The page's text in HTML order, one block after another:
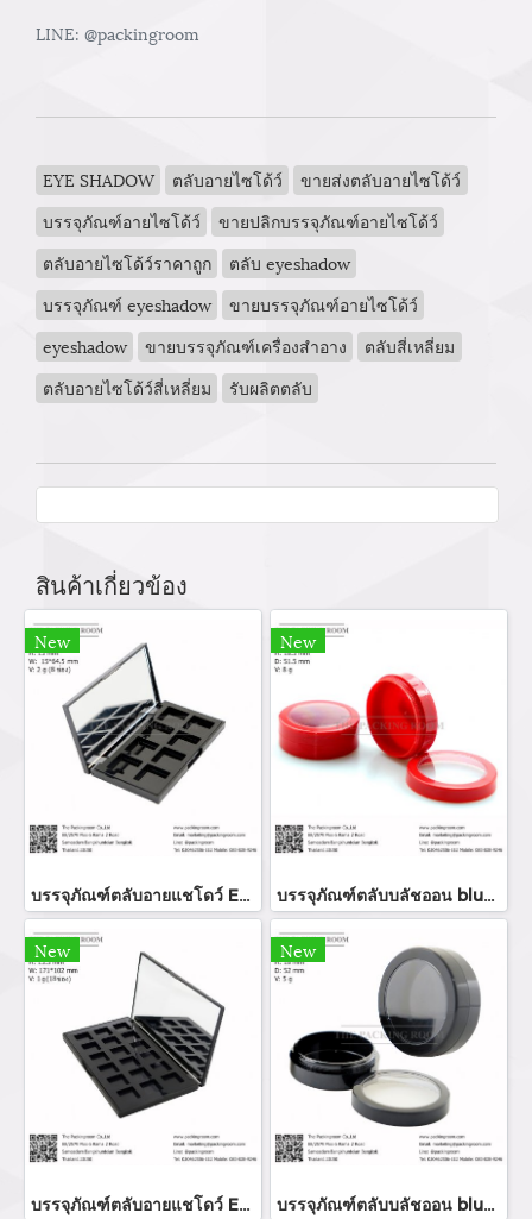
LINE: @packingroom
EYE SHADOW ตลับอายไซโด้ว์
ขายส่งตลับอายไซโด้ว์
บรรจุภัณฑ์อายไซโด้ว์
ขายปลิกบรรจุภัณฑ์อายไซโด้ว์
ตลับอายไซโด้ว์ราคาถูก
ตลับ eyeshadow
บรรจุภัณฑ์ eyeshadow
ขายบรรจุภัณฑ์อายไซโด้ว์
eyeshadow
ขายบรรจุภัณฑ์เครื่องสำอาง
ตลับสี่เหลี่ยม
ตลับอายไซโด้ว์สี่เหลี่ยม
รับผลิตตลับ
สินค้าเกี่ยวข้อง
New
บรรจุภัณฑ์ตลับอายแชโดว์ Eyeshadow package บรรจุภัณฑ์เครื่องสำอาง
New
บรรจุภัณฑ์ตลับบลัชออน blush on packaging ร้านขายบรรจุภัณฑ์ จำหน่ายบรรจุภัณฑ์เครื่องสำอางทุกประเภท
New
บรรจุภัณฑ์ตลับอายแชโดว์ Eyeshadow package บรรจุภัณฑ์เครื่องสำอาง
New
บรรจุภัณฑ์ตลับบลัชออน blush on packaging ร้านขายบรรจุภัณฑ์ จำหน่ายบรรจุภัณฑ์เครื่องสำอางทุกประเภท